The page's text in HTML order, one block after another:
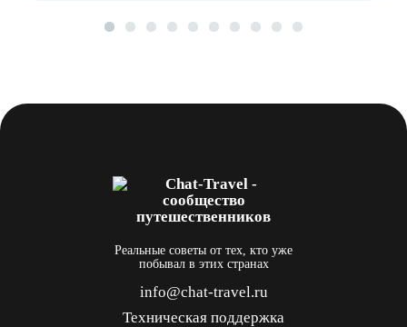
Реальные советы от тех, кто уже
побывал в этих странах
info@chat-travel.ru
Техническая поддержка